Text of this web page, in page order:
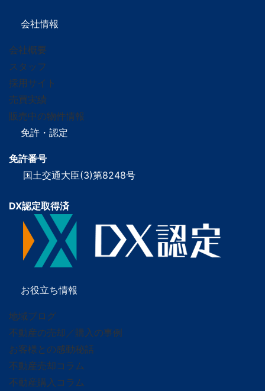
会社情報
会社概要
スタッフ
採用サイト
売買実績
販売中の物件情報
免許・認定
免許番号
国土交通大臣(3)第8248号
DX認定取得済
お役立ち情報
地域ブログ
不動産の売却／購入の事例
お客様との感動秘話
不動産売却コラム
不動産購入コラム